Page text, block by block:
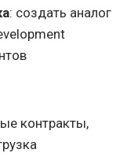
: создать аналог
контракты,